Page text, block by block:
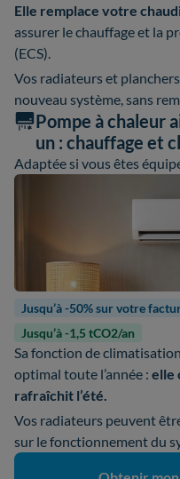
Elle remplace votre
assurer le chauffage et la
(ECS).
Vos radiateurs et
nouveau système, sans
Pompe à chaleur
un : chauffage et
Adaptée si vous êtes
Jusqu’à -50% sur votre
Jusqu’à -1,5 tCO2/an
Sa fonction de
optimal toute l’année : elle
rafraîchit l’été.
Vos radiateurs peuvent
sur le fonctionnement du